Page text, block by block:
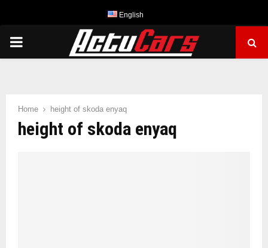
English
PRIMARY
Home height of skoda enyaq
height of skoda enyaq